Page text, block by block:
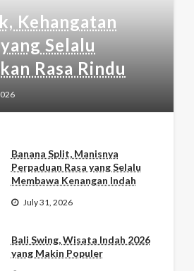
Kehangatan
Selalu
Rasa Rindu
Banana Split, Manisnya
Perpaduan Rasa yang Selalu
Membawa Kenangan Indah
July 31, 2026
Bali Swing, Wisata Indah 2026
yang Makin Populer